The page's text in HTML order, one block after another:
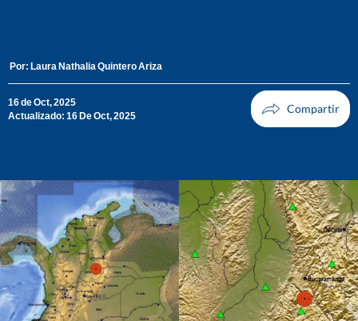
Por: Laura Nathalia Quintero Ariza
16 de Oct, 2025
Actualizado: 16 De Oct, 2025